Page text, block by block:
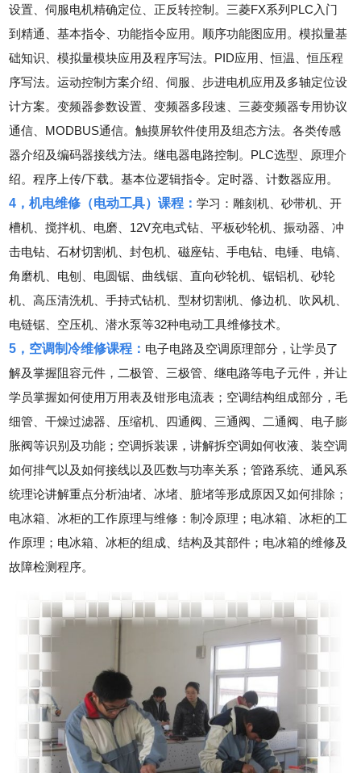
设置、伺服电机精确定位、正反转控制。三菱FX系列PLC入门
到精通、基本指令、功能指令应用。顺序功能图应用。模拟量基
础知识、模拟量模块应用及程序写法。PID应用、恒温、恒压程
序写法。运动控制方案介绍、伺服、步进电机应用及多轴定位设
计方案。变频器参数设置、变频器多段速、三菱变频器专用协议
通信、MODBUS通信。触摸屏软件使用及组态方法。各类传感
器介绍及编码器接线方法。继电器电路控制。PLC选型、原理介
绍。程序上传/下载。基本位逻辑指令。定时器、计数器应用。
4，机电维修（电动工具）课程：学习：雕刻机、砂带机、开
槽机、搅拌机、电磨、12V充电式钻、平板砂轮机、振动器、冲
击电钻、石材切割机、封包机、磁座钻、手电钻、电锤、电镐、
角磨机、电刨、电圆锯、曲线锯、直向砂轮机、锯铝机、砂轮
机、高压清洗机、手持式钻机、型材切割机、修边机、吹风机、
电链锯、空压机、潜水泵等32种电动工具维修技术。
5，空调制冷维修课程： 电子电路及空调原理部分，让学员了
解及掌握阻容元件，二极管、三极管、继电路等电子元件，并让
学员掌握如何使用万用表及钳形电流表；空调结构组成部分，毛
细管、干燥过滤器、压缩机、四通阀、三通阀、二通阀、电子膨
胀阀等识别及功能；空调拆装课，讲解拆空调如何收液、装空调
如何排气以及如何接线以及匹数与功率关系；管路系统、通风系
统理论讲解重点分析油堵、冰堵、脏堵等形成原因又如何排除；
电冰箱、冰柜的工作原理与维修：制冷原理；电冰箱、冰柜的工
作原理；电冰箱、冰柜的组成、结构及其部件；电冰箱的维修及
故障检测程序。
西藏的网友正进入本页访问